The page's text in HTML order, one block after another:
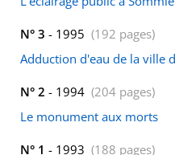
N° 3 - 1995 (192 pages)
Adduction d'eau de la ville
N° 2 - 1994 (204 pages)
Le monument aux morts
N° 1 - 1993 (188 pages)